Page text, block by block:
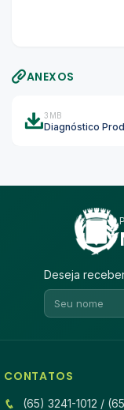
ANEXOS
3MB
Diagnóstico
Deseja
CONTATOS
(65) 3241-1012 /